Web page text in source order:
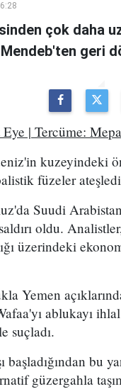
çok daha
geri
| Tercüme:
kuzeyindeki
füzeler
Suudi
oldu.
üzerindeki
Yemen
ablukayı
suçladı.
başladığından
güzergahla